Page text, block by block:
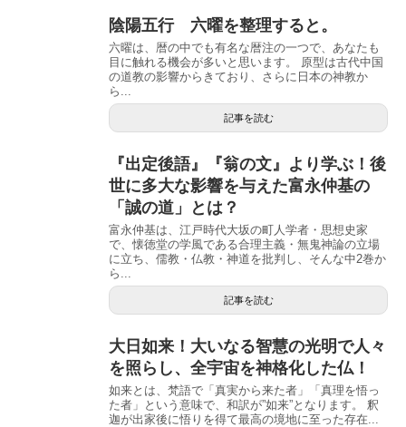
陰陽五行 六曜を整理すると。
六曜は、暦の中でも有名な暦注の一つで、あなたも
目に触れる機会が多いと思います。 原型は古代中国
の道教の影響からきており、さらに日本の神教か
ら...
記事を読む
『出定後語』『翁の文』より学ぶ！後
世に多大な影響を与えた富永仲基の
「誠の道」とは？
富永仲基は、江戸時代大坂の町人学者・思想史家
で、懐徳堂の学風である合理主義・無鬼神論の立場
に立ち、儒教・仏教・神道を批判し、そんな中2巻か
ら...
記事を読む
大日如来！大いなる智慧の光明で人々
を照らし、全宇宙を神格化した仏！
如来とは、梵語で「真実から来た者」「真理を悟っ
た者」という意味で、和訳が”如来”となります。 釈
迦が出家後に悟りを得て最高の境地に至った存在...